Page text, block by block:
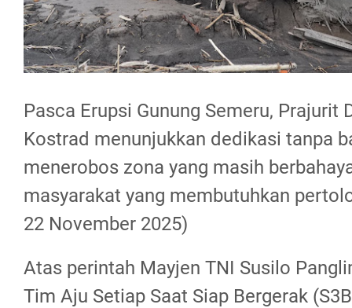
Pasca Erupsi Gunung Semeru, Prajurit
Kostrad menunjukkan dedikasi tanpa
menerobos zona yang masih
masyarakat yang membutuhkan
22 November 2025)
Atas perintah Mayjen TNI Susilo
Tim Aju Setiap Saat Siap Bergerak